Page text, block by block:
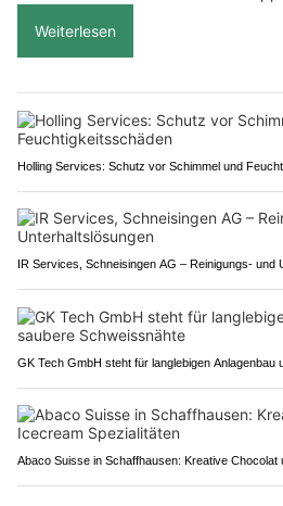
Weiterlesen
Holling Services: Schutz vor Schimmel und
IR Services, Schneisingen AG – Reinigungs- und
GK Tech GmbH steht für langlebigen Anlagenbau
Abaco Suisse in Schaffhausen: Kreative Chocolat